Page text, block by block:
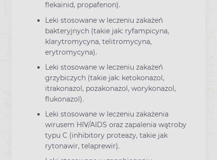
flekainid, propafenon).
Leki stosowane w leczeniu zakażeń
bakteryjnych (takie jak: ryfampicyna,
klarytromycyna, telitromycyna,
erytromycyna).
Leki stosowane w leczeniu zakażeń
grzybiczych (takie jak: ketokonazol,
itrakonazol, pozakonazol, worykonazol,
flukonazol).
Leki stosowane w leczeniu zakażenia
wirusem HIV/AIDS oraz zapalenia wątroby
typu C (inhibitory proteazy, takie jak
rytonawir, telaprewir).